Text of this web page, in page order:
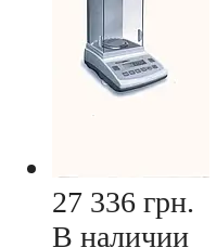
27 336 грн.
В наличии